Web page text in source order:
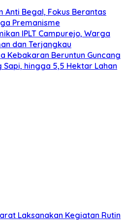
Anti Begal, Fokus Berantas
Premanisme
IPLT Campurejo, Warga
dan Terjangkau
Kebakaran Beruntun Guncang
Sapi, hingga 5,5 Hektar Lahan
Laksanakan Kegiatan Rutin